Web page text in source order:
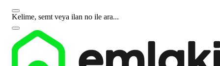
Kelime, semt veya ilan no ile ara...